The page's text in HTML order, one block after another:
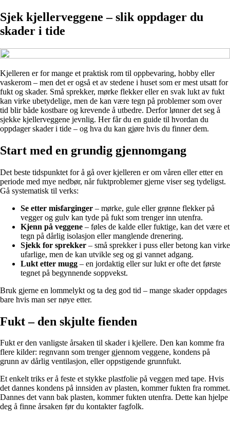
Sjek kjellerveggene – slik oppdager du
skader i tide
Kjelleren er for mange et praktisk rom til oppbevaring, hobby eller
vaskerom – men det er også et av stedene i huset som er mest utsatt for
fukt og skader. Små sprekker, mørke flekker eller en svak lukt av fukt
kan virke ubetydelige, men de kan være tegn på problemer som over
tid blir både kostbare og krevende å utbedre. Derfor lønner det seg å
sjekke kjellerveggene jevnlig. Her får du en guide til hvordan du
oppdager skader i tide – og hva du kan gjøre hvis du finner dem.
Start med en grundig gjennomgang
Det beste tidspunktet for å gå over kjelleren er om våren eller etter en
periode med mye nedbør, når fuktproblemer gjerne viser seg tydeligst.
Gå systematisk til verks:
Se etter misfarginger – mørke, gule eller grønne flekker på
vegger og gulv kan tyde på fukt som trenger inn utenfra.
Kjenn på veggene – føles de kalde eller fuktige, kan det være et
tegn på dårlig isolasjon eller manglende drenering.
Sjekk for sprekker – små sprekker i puss eller betong kan virke
ufarlige, men de kan utvikle seg og gi vannet adgang.
Lukt etter mugg – en jordaktig eller sur lukt er ofte det første
tegnet på begynnende soppvekst.
Bruk gjerne en lommelykt og ta deg god tid – mange skader oppdages
bare hvis man ser nøye etter.
Fukt – den skjulte fienden
Fukt er den vanligste årsaken til skader i kjellere. Den kan komme fra
flere kilder: regnvann som trenger gjennom veggene, kondens på
grunn av dårlig ventilasjon, eller oppstigende grunnfukt.
Et enkelt triks er å feste et stykke plastfolie på veggen med tape. Hvis
det dannes kondens på innsiden av plasten, kommer fukten fra rommet.
Dannes det vann bak plasten, kommer fukten utenfra. Dette kan hjelpe
deg å finne årsaken før du kontakter fagfolk.